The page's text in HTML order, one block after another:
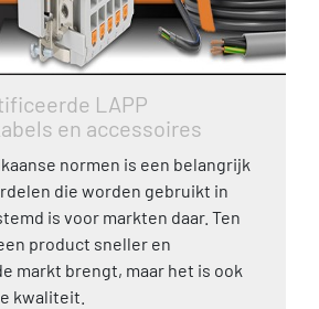
LAPP
en accessoires
normen is een belangrijk
die worden gebruikt in
is voor markten daar. Ten
product sneller en
markt brengt, maar het is ook
kwaliteit.